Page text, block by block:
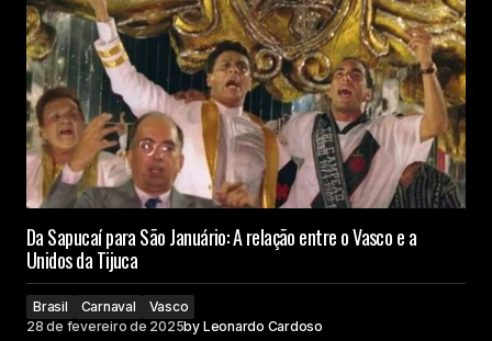
Da Sapucaí para São Januário: A relação entre o Vasco e a
Unidos da Tijuca
Brasil Carnaval
Vasco
28 de fevereiro de 2025by Leonardo Cardoso